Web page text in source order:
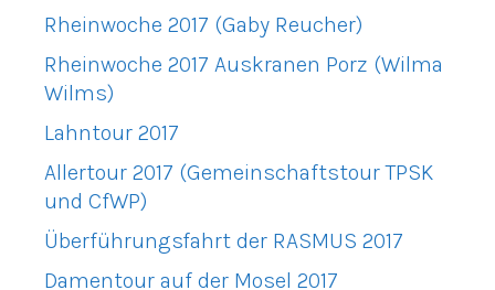
Rheinwoche 2017 (Gaby Reucher)
Rheinwoche 2017 Auskranen Porz (Wilma
Wilms)
Lahntour 2017
Allertour 2017 (Gemeinschaftstour TPSK
und CfWP)
Überführungsfahrt der RASMUS 2017
Damentour auf der Mosel 2017